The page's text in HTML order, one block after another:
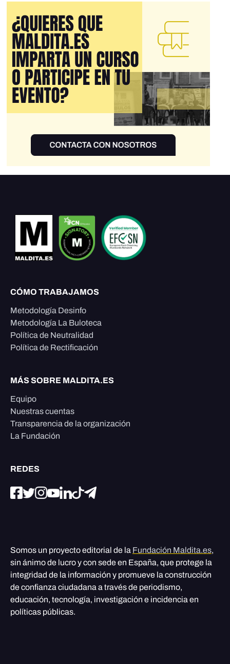
CÓMO TRABAJAMOS
Metodología Desinfo
Metodología La Buloteca
Política de Neutralidad
Política de Rectificación
MÁS SOBRE MALDITA.ES
Equipo
Nuestras cuentas
Transparencia de la organización
La Fundación
REDES
Somos un proyecto editorial de la Fundación Maldita.es,
sin ánimo de lucro y con sede en España, que protege la
integridad de la información y promueve la construcción
de confianza ciudadana a través de periodismo,
educación, tecnología, investigación e incidencia en
políticas públicas.